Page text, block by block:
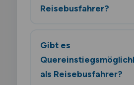
Reisebusfahrer?
Gibt es
als Reisebusfahrer?